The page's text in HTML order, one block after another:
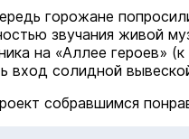
горожане
звучания живой
на «Аллее героев»
вход солидной
собравшимся